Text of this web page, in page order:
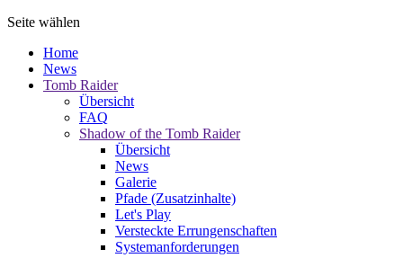
Seite wählen
Home
News
Tomb Raider
Übersicht
FAQ
Shadow of the Tomb Raider
Übersicht
News
Galerie
Pfade (Zusatzinhalte)
Let's Play
Versteckte Errungenschaften
Systemanforderungen